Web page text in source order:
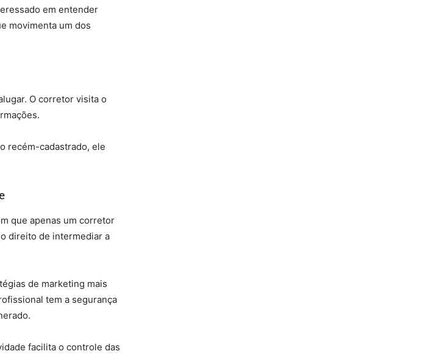
em entender
movimenta um dos
O corretor visita o
recém-cadastrado, ele
que apenas um corretor
direito de intermediar a
de marketing mais
tem a segurança
facilita o controle das